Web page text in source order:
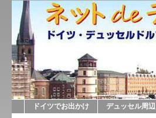
ドイツでお出かけ デュッセル周辺